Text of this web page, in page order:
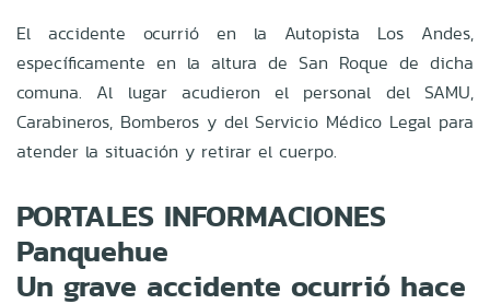
El accidente ocurrió en la Autopista Los Andes,
específicamente en la altura de San Roque de dicha
comuna. Al lugar acudieron el personal del SAMU,
Carabineros, Bomberos y del Servicio Médico Legal para
atender la situación y retirar el cuerpo.
PORTALES INFORMACIONES
Panquehue
Un grave accidente ocurrió hace